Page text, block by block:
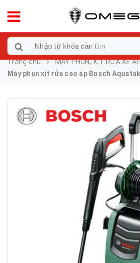
Trang chủ
MÁY PHUN, XỊT RỬA XE
Máy phun xịt rửa cao áp Bosch